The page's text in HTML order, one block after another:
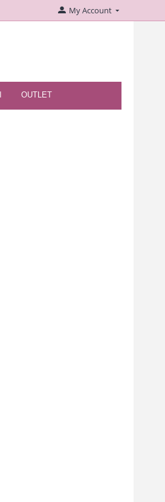
My Account
OUTLET